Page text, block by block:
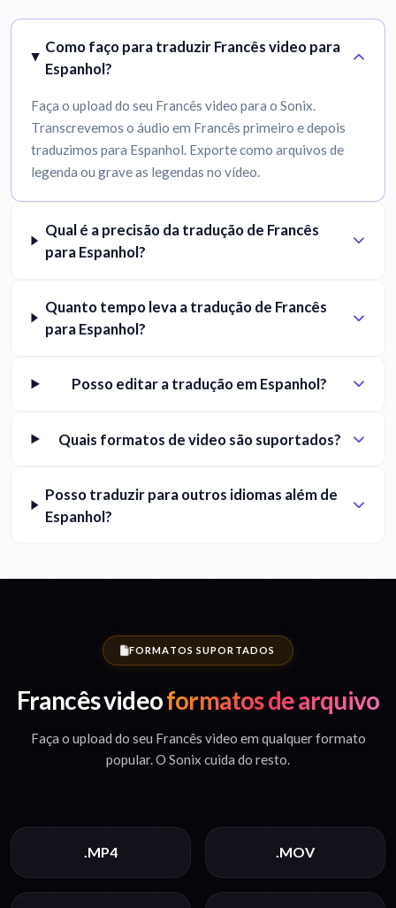
Como faço para traduzir Francês video para
Espanhol?
Faça o upload do seu Francês video para o Sonix.
Transcrevemos o áudio em Francês primeiro e depois
traduzimos para Espanhol. Exporte como arquivos de
legenda ou grave as legendas no vídeo.
Qual é a precisão da tradução de Francês
para Espanhol?
Quanto tempo leva a tradução de Francês
para Espanhol?
Posso editar a tradução em Espanhol?
Quais formatos de video são suportados?
Posso traduzir para outros idiomas além de
Espanhol?
FORMATOS SUPORTADOS
Francês videoformatos de arquivo
Faça o upload do seu Francês video em qualquer formato
popular. O Sonix cuida do resto.
.MP4 .MOV